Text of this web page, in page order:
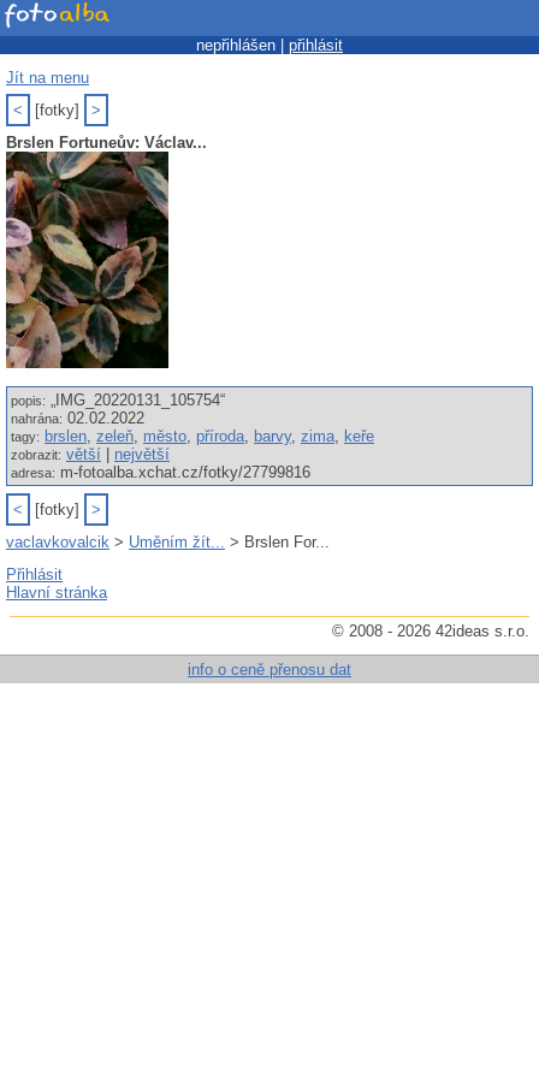
nepřihlášen | přihlásit
Jít na menu
<
[fotky]
>
Brslen Fortuneův: Václav...
popis: „IMG_20220131_105754“
nahrána: 02.02.2022
tagy: brslen, zeleň, město, příroda, barvy, zima, keře
zobrazit: větší největší
adresa: m-fotoalba.xchat.cz/fotky/27799816
< [fotky]
>
vaclavkovalcik > Uměním žít... > Brslen For...
Přihlásit
Hlavní stránka
© 2008 - 2026 42ideas s.r.o.
info o ceně přenosu dat